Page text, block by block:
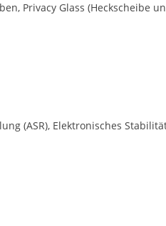
Privacy Glass (Heckscheibe
(ASR), Elektronisches